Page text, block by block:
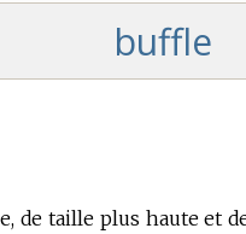
buffle
de taille plus haute et